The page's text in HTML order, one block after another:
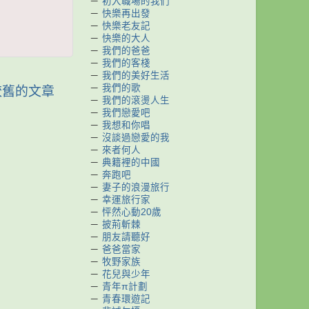
的文章
－ 快樂再出發
－ 快樂老友記
－ 快樂的大人
－ 我們的爸爸
－ 我們的客棧
－ 我們的美好生活
－ 我們的歌
－ 我們的滾燙人生
－ 我們戀愛吧
－ 我想和你唱
－ 沒談過戀愛的我
－ 來者何人
－ 典籍裡的中國
－ 奔跑吧
－ 妻子的浪漫旅行
－ 幸運旅行家
－ 怦然心動20歲
－ 披荊斬棘
－ 朋友請聽好
－ 爸爸當家
－ 牧野家族
－ 花兒與少年
－ 青年π計劃
－ 青春環遊記